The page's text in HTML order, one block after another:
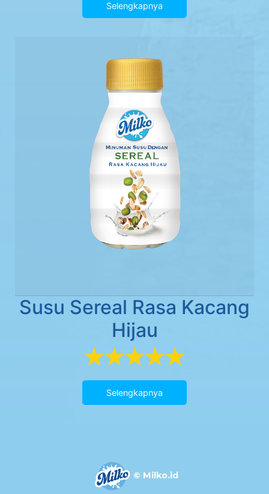
Selengkapnya
Susu Sereal Rasa Kacang
Hijau
Selengkapnya
© Milko.id